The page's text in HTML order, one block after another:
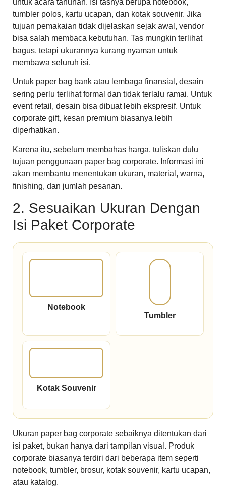
tumbler polos, kartu ucapan, dan kotak souvenir. Jika
tujuan pemakaian tidak dijelaskan sejak awal, vendor
bisa salah membaca kebutuhan. Tas mungkin terlihat
bagus, tetapi ukurannya kurang nyaman untuk
membawa seluruh isi.
Untuk paper bag bank atau lembaga finansial, desain
sering perlu terlihat formal dan tidak terlalu ramai. Untuk
event retail, desain bisa dibuat lebih ekspresif. Untuk
corporate gift, kesan premium biasanya lebih
diperhatikan.
Karena itu, sebelum membahas harga, tuliskan dulu
tujuan penggunaan paper bag corporate. Informasi ini
akan membantu menentukan ukuran, material, warna,
finishing, dan jumlah pesanan.
2. Sesuaikan Ukuran Dengan
Isi Paket Corporate
Notebook
Tumbler
Kotak Souvenir
Ukuran paper bag corporate sebaiknya ditentukan dari
isi paket, bukan hanya dari tampilan visual. Produk
corporate biasanya terdiri dari beberapa item seperti
notebook, tumbler, brosur, kotak souvenir, kartu ucapan,
atau katalog.